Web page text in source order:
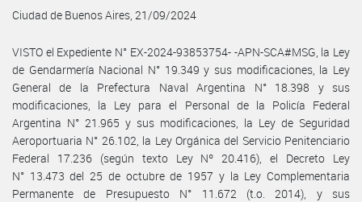
Ciudad de Buenos Aires, 21/09/2024
VISTO el Expediente N° EX-2024-93853754- -APN-SCA#MSG, la Ley
de Gendarmería Nacional N° 19.349 y sus modificaciones, la Ley
General de la Prefectura Naval Argentina N° 18.398 y sus
modificaciones, la Ley para el Personal de la Policía Federal
Argentina N° 21.965 y sus modificaciones, la Ley de Seguridad
Aeroportuaria N° 26.102, la Ley Orgánica del Servicio Penitenciario
Federal 17.236 (según texto Ley Nº 20.416), el Decreto Ley
N° 13.473 del 25 de octubre de 1957 y la Ley Complementaria
Permanente de Presupuesto N° 11.672 (t.o. 2014), y sus